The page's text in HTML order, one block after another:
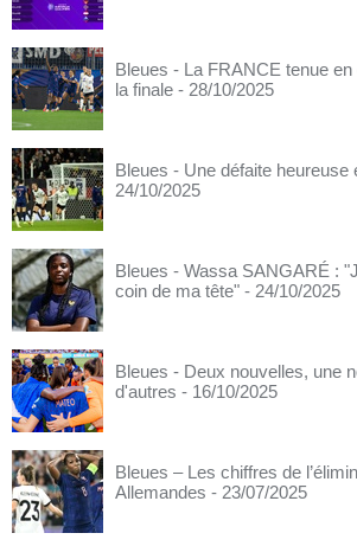
Bleues - La FRANCE tenue
la finale - 28/10/2025
Bleues - Une défaite heureuse
24/10/2025
Bleues - Wassa SANGARÉ :
coin de ma tête" - 24/10/2025
Bleues - Deux nouvelles, une
d'autres - 16/10/2025
Bleues – Les chiffres de
Allemandes - 23/07/2025